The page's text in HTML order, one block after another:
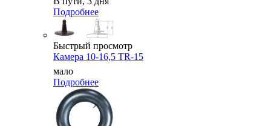
Подробнее
Быстрый просмотр
Камера 10-16,5 TR-15
мало
Подробнее